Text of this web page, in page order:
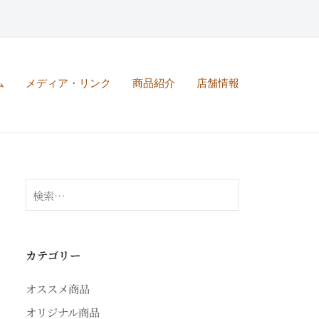
メディア・リンク 商品紹介 店舗情報
検
索:
カテゴリー
オススメ商品
オリジナル商品